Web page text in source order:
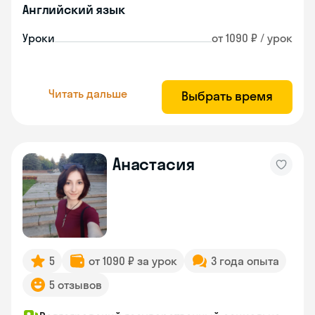
Английский язык
Уроки от 1090 ₽ / урок
Читать дальше Выбрать время
Анастасия
5 от 1090 ₽ за урок
3 года опыта
5 отзывов